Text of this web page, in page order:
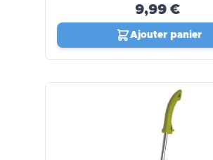
9,99 €
Ajouter panier